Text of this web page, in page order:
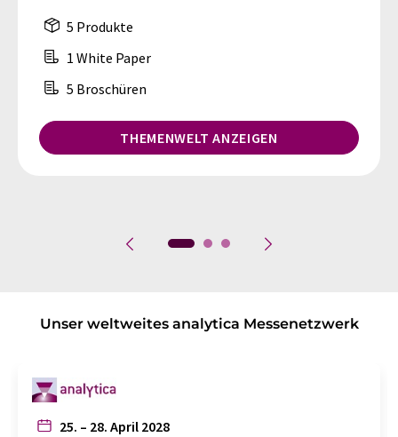
5 Produkte
1 White Paper
5 Broschüren
THEMENWELT ANZEIGEN
Unser weltweites analytica Messenetzwerk
25. – 28. April 2028